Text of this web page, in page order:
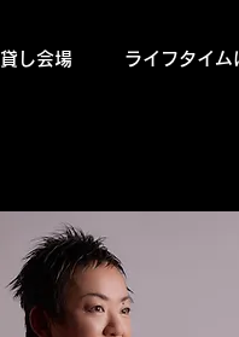
貸し会場 ライフタイム